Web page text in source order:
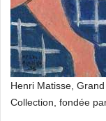
Henri Matisse,
Collection, fondée